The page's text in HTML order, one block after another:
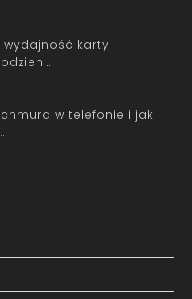
wydajność karty
w telefonie i jak